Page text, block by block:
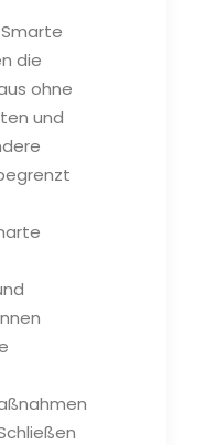
Smarte
die
ohne
und